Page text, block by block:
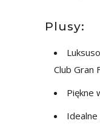
Plusy:
Club Gran
Piękne